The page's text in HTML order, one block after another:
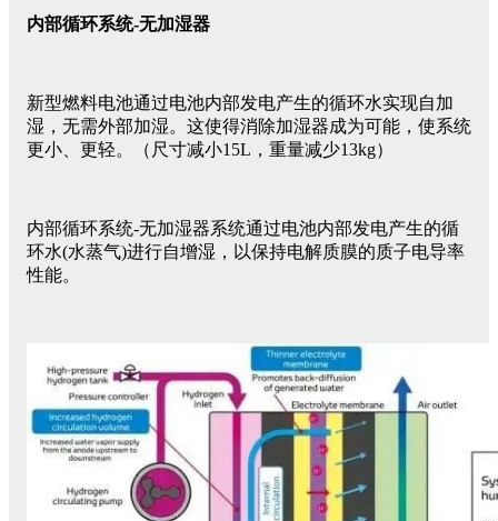
内部循环系统-无加湿器
新型燃料电池通过电池内部发电产生的循环水实现自加
湿，无需外部加湿。这使得消除加湿器成为可能，使系统
更小、更轻。（尺寸减小15L，重量减少13kg）
内部循环系统-无加湿器系统通过电池内部发电产生的循
环水(水蒸气)进行自增湿，以保持电解质膜的质子电导率
性能。